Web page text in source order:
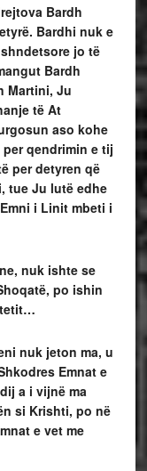
Bardh
Bardhi nuk e
jo të
Bardh
Martini, Ju
të At
aso kohe
qendrimin e tij
per detyren që
tue Ju lutë edhe
i Linit mbeti i
nuk ishte se
po ishin
nuk jeton ma, u
Emnat e
a i vijnë ma
si Krishti, po në
e vet me